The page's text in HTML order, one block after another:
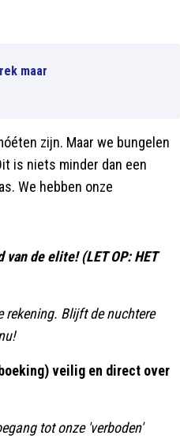
maar
zijn. Maar we bungelen
is niets minder dan een
We hebben onze
de elite! (LET OP: HET
rekening. Blijft de nuchtere
veilig en direct over
tot onze 'verboden'